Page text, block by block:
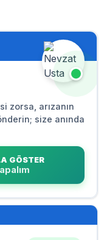
zorsa, arızanın
size anında
GÖSTER